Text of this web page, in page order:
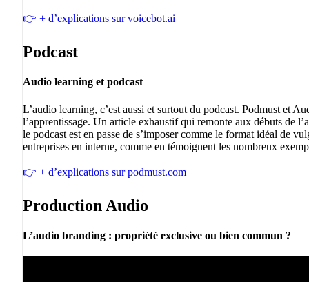
👉 + d’explications sur voicebot.ai
Podcast
Audio learning et podcast
L’audio learning, c’est aussi et surtout du podcast. Podmust et
l’apprentissage. Un article exhaustif qui remonte aux débuts de
le podcast est en passe de s’imposer comme le format idéal de
entreprises en interne, comme en témoignent les nombreux
👉 + d’explications sur podmust.com
Production Audio
L’audio branding : propriété exclusive ou bien commun ?